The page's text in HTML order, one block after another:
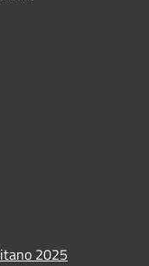
2025